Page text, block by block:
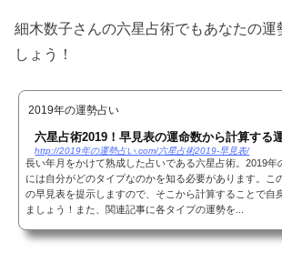
細木数子さんの六星占術でもあなたの運
しょう！
2019年の運勢占い
六星占術2019！早見表の運命数から計算する
http://2019年の運勢占い.com/六星占術2019-早見表/
長い年月をかけて熟成した占いである六星占術。2019年
には自分がどのタイプなのかを知る必要があります。こ
の早見表を提示しますので、そこから計算することで自
ましょう！また、関連記事に各タイプの運勢を...